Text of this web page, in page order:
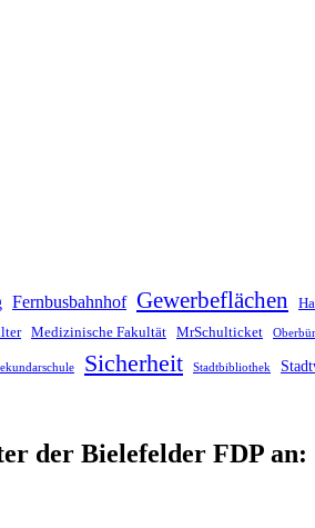
Fernbusbahnhof Gewerbeflächen
Medizinische Fakultät MrSchulticket
Sicherheit Stadtbibliothek
der Bielefelder FDP an: